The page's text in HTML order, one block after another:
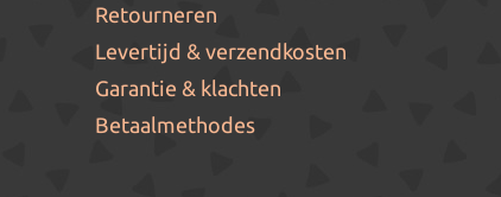
Retourneren
Levertijd & verzendkosten
Garantie & klachten
Betaalmethodes